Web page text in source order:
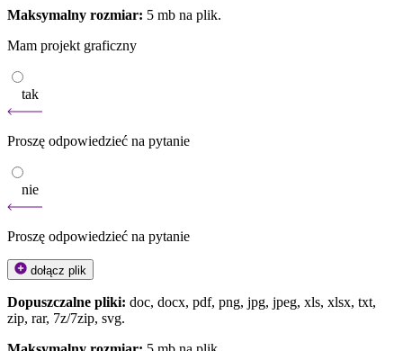
Maksymalny rozmiar: 5 mb na plik.
Mam projekt graficzny
tak
Proszę odpowiedzieć na pytanie
nie
Proszę odpowiedzieć na pytanie
dołącz plik
Dopuszczalne pliki: doc, docx, pdf, png, jpg, jpeg, xls, xlsx, txt,
zip, rar, 7z/7zip, svg.